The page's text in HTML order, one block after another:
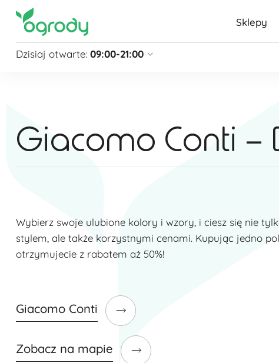
Sklepy
Dzisiaj otwarte: 09:00-21:00
zobacz więcej »
Giacomo Conti –
Wybierz swoje ulubione kolory i wzory, i ciesz się nie
stylem, ale także korzystnymi cenami. Kupując jedno
otrzymujecie z rabatem aż 50%!
Giacomo Conti
Zobacz na mapie